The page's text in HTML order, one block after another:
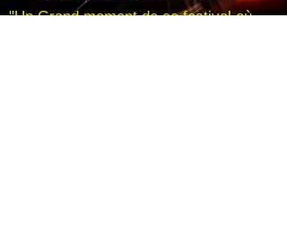
"Un Grand moment de ce festival où